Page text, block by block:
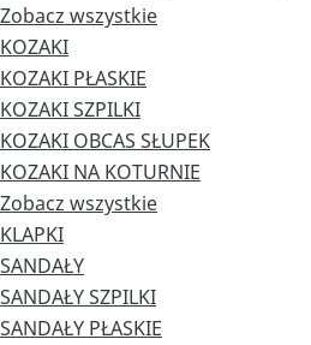
Zobacz wszystkie
KOZAKI
KOZAKI PŁASKIE
KOZAKI SZPILKI
KOZAKI OBCAS SŁUPEK
KOZAKI NA KOTURNIE
Zobacz wszystkie
KLAPKI
SANDAŁY
SANDAŁY SZPILKI
SANDAŁY PŁASKIE